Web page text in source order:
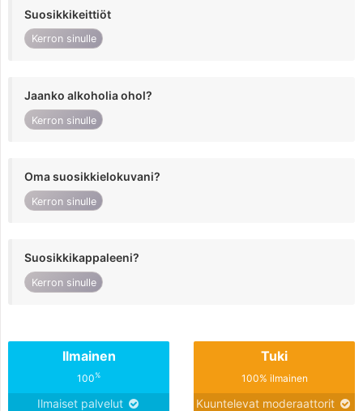
Suosikkikeittiöt
Kerron sinulle
Jaanko alkoholia ohol?
Kerron sinulle
Oma suosikkielokuvani?
Kerron sinulle
Suosikkikappaleeni?
Kerron sinulle
Ilmainen
100%
Ilmaiset palvelut
Tuki
100% ilmainen
Kuuntelevat moderaattorit